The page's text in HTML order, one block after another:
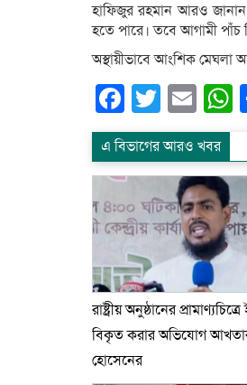
হাফিজুর রহমান আরও জানান,
হতে পারে। তবে আগামী পাঁচ
অস্থায়ীভাবে আংশিক
Twitter
এ বিভাগের আরও খবর
রাষ্ট্রীয় অনুষ্ঠানের
বিকৃত করার অভিযোগ
হোসেনের